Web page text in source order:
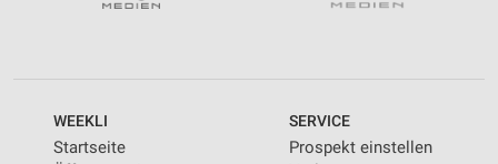
WEEKLI
Startseite
SERVICE
Prospekt einstellen